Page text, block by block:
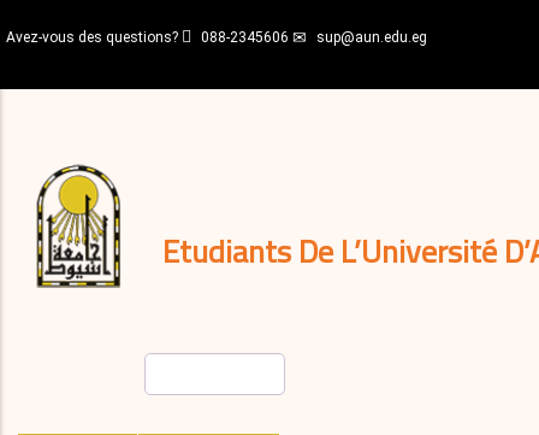
au
principal
Avez-vous des questions? 088-2345606 sup@aun.edu.eg
Etudiants De L’Université
décisions
Expatriés
Journal